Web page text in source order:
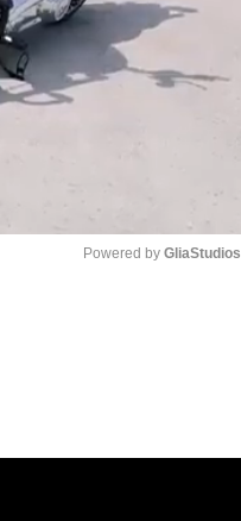
Powered by GliaStudios